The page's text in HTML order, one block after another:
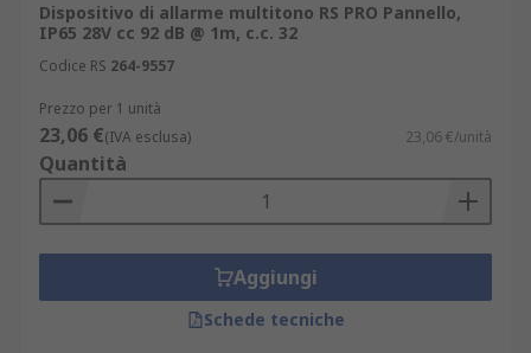
Dispositivo di allarme multitono RS PRO Pannello,
IP65 28V cc 92 dB @ 1m, c.c. 32
Codice RS 264-9557
Prezzo per 1 unità
23,06 €(IVA esclusa) 23,06 €/unità
Quantità
Aggiungi
Schede tecniche